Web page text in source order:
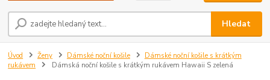
Hledat
Úvod Ženy Dámské noční košile
Dámské noční košile s krátkým
rukávem
Dámská noční košile s krátkým rukávem Hawaii S zelená